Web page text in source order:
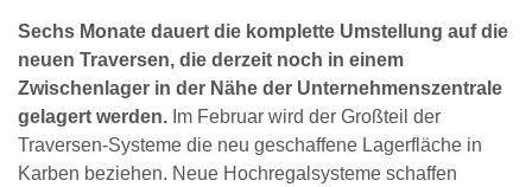
Sechs Monate dauert die komplette Umstellung auf die
neuen Traversen, die derzeit noch in einem
Zwischenlager in der Nähe der Unternehmenszentrale
gelagert werden. Im Februar wird der Großteil der
Traversen-Systeme die neu geschaffene Lagerfläche in
Karben beziehen. Neue Hochregalsysteme schaffen